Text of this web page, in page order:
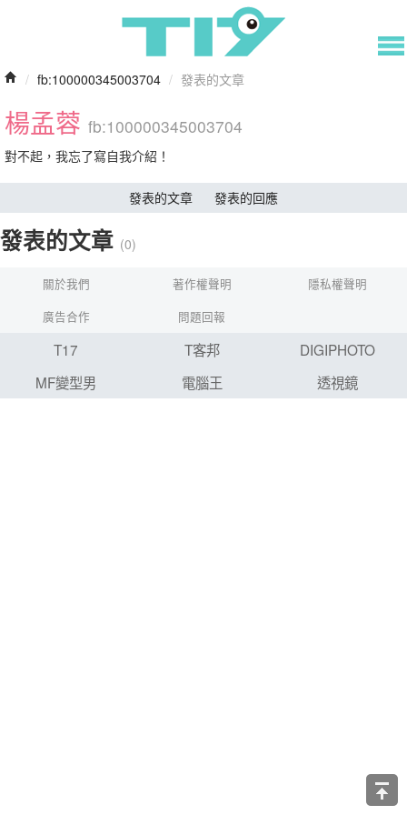
/ fb:100000345003704 / 發表的文章
楊孟蓉 fb:100000345003704
對不起，我忘了寫自我介紹！
發表的文章 發表的回應
發表的文章 (0)
關於我們 著作權聲明
隱私權聲明
廣告合作
問題回報
T17 T客邦
DIGIPHOTO
MF變型男
電腦王 透視鏡